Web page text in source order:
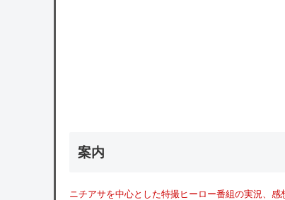
案内
ニチアサを中心とした特撮ヒーロー番組の実況、感